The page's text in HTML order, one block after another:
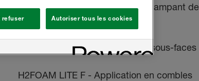
H2FOAM LITE F Application en rampant de
toiture
H2FOAM LITE F Application en sous-faces
H2FOAM LITE F - Application en combles
refuser Autoriser tous les cookies